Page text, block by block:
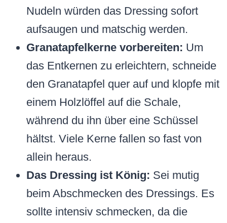
Nudeln würden das Dressing sofort
aufsaugen und matschig werden.
Granatapfelkerne vorbereiten: Um
das Entkernen zu erleichtern, schneide
den Granatapfel quer auf und klopfe mit
einem Holzlöffel auf die Schale,
während du ihn über eine Schüssel
hältst. Viele Kerne fallen so fast von
allein heraus.
Das Dressing ist König: Sei mutig
beim Abschmecken des Dressings. Es
sollte intensiv schmecken, da die